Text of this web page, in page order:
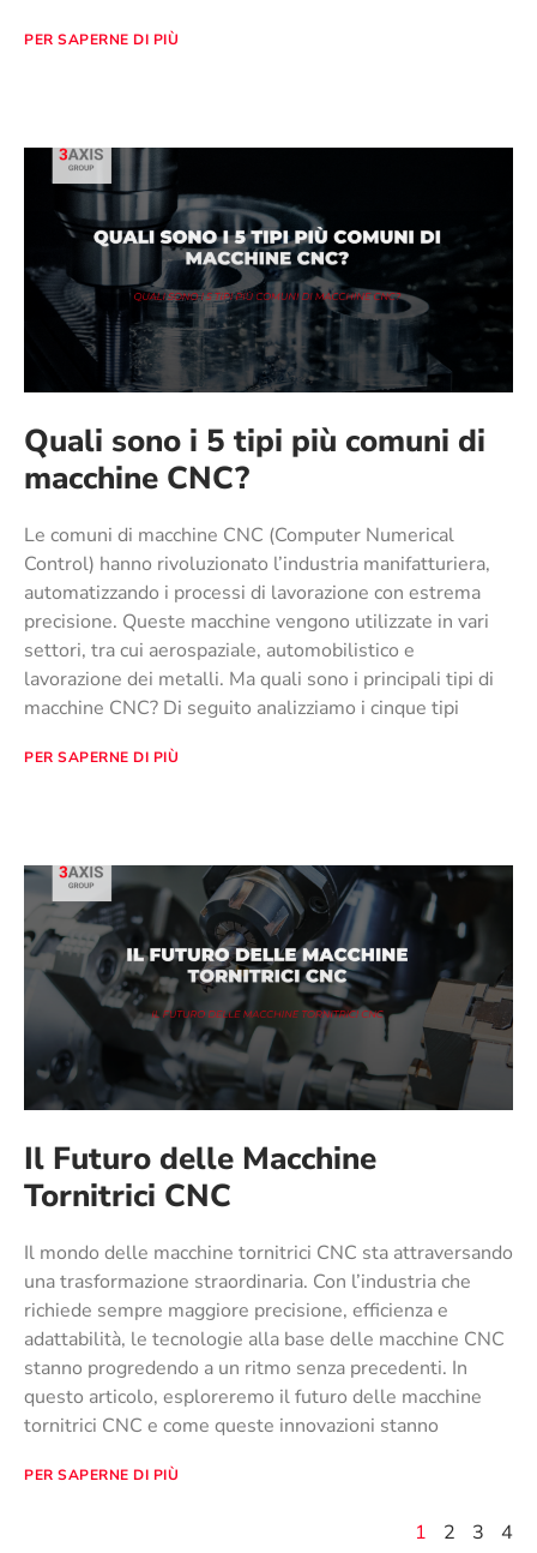
PER SAPERNE DI PIÙ
Quali sono i 5 tipi più comuni di
macchine CNC?
Le comuni di macchine CNC (Computer Numerical
Control) hanno rivoluzionato l’industria manifatturiera,
automatizzando i processi di lavorazione con estrema
precisione. Queste macchine vengono utilizzate in vari
settori, tra cui aerospaziale, automobilistico e
lavorazione dei metalli. Ma quali sono i principali tipi di
macchine CNC? Di seguito analizziamo i cinque tipi
PER SAPERNE DI PIÙ
Il Futuro delle Macchine
Tornitrici CNC
Il mondo delle macchine tornitrici CNC sta attraversando
una trasformazione straordinaria. Con l’industria che
richiede sempre maggiore precisione, efficienza e
adattabilità, le tecnologie alla base delle macchine CNC
stanno progredendo a un ritmo senza precedenti. In
questo articolo, esploreremo il futuro delle macchine
tornitrici CNC e come queste innovazioni stanno
PER SAPERNE DI PIÙ
1 2 3 4